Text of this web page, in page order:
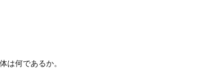
は何であるか。